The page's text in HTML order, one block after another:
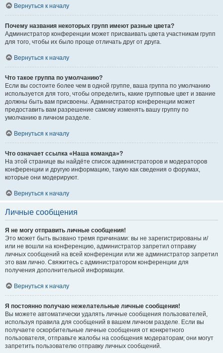
Вернуться к началу
Почему названия некоторых групп имеют разные цвета?
Администратор конференции может присваивать цвета участникам групп
для того, чтобы их было проще отличать друг от друга.
Вернуться к началу
Что такое группа по умолчанию?
Если вы состоите более чем в одной группе, ваша группа по умолчанию
используется для того, чтобы определить, какие групповые цвет и звание
должны быть вам присвоены. Администратор конференции может
предоставить вам разрешение самому изменять вашу группу по
умолчанию в личном разделе.
Вернуться к началу
Что означает ссылка «Наша команда»?
На этой странице вы найдёте список администраторов и модераторов
конференции и другую информацию, такую как сведения о форумах,
которые они модерируют.
Вернуться к началу
Личные сообщения
Я не могу отправить личные сообщения!
Это может быть вызвано тремя причинами: вы не зарегистрированы и/
или не вошли на конференцию, администратор запретил отправку
личных сообщений на всей конференции или же администратор запретил
это вам лично. Свяжитесь с администратором конференции для
получения дополнительной информации.
Вернуться к началу
Я постоянно получаю нежелательные личные сообщения!
Вы можете автоматически удалять личные сообщения пользователей,
используя правила для сообщений в вашем личном разделе. Если вы
получаете оскорбительные личные сообщения от конкретного
пользователя, отправьте жалобы на сообщения модераторам; они могут
запретить пользователю отправку личных сообщений.